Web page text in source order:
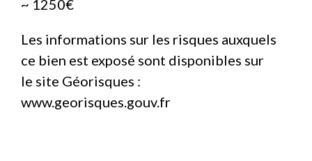
~ 1250€
Les informations sur les risques auxquels
ce bien est exposé sont disponibles sur
le site Géorisques :
www.georisques.gouv.fr